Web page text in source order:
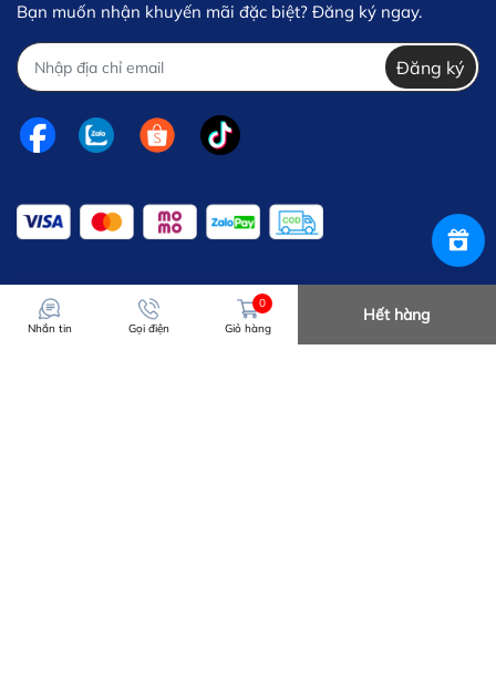
Bạn muốn nhận khuyến mãi đặc biệt? Đăng ký ngay.
Đăng ký
Nhắn tin Gọi điện
0
Giỏ hàng
Hết hàng